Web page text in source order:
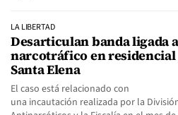
LA LIBERTAD
Desarticulan banda ligada
narcotráfico en residencial
Santa Elena
El caso está relacionado con
una incautación realizada por la